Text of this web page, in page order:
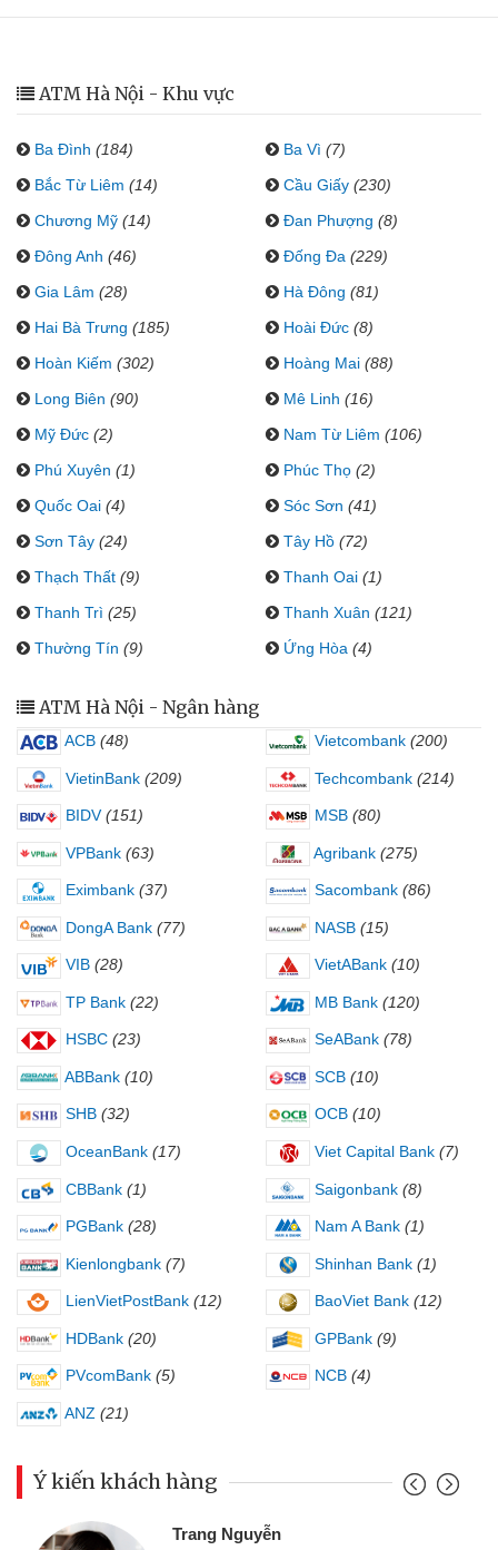
ATM Hà Nội - Khu vực
Ba Đình (184) Ba Vì (7)
Bắc Từ Liêm (14) Cầu Giấy (230)
Chương Mỹ (14) Đan Phượng (8)
Đông Anh (46) Đống Đa (229)
Gia Lâm (28) Hà Đông (81)
Hai Bà Trưng (185) Hoài Đức (8)
Hoàn Kiếm (302) Hoàng Mai (88)
Long Biên (90) Mê Linh (16)
Mỹ Đức (2) Nam Từ Liêm (106)
Phú Xuyên (1) Phúc Thọ (2)
Quốc Oai (4) Sóc Sơn (41)
Sơn Tây (24) Tây Hồ (72)
Thạch Thất (9) Thanh Oai (1)
Thanh Trì (25) Thanh Xuân (121)
Thường Tín (9) Ứng Hòa (4)
ATM Hà Nội - Ngân hàng
ACB (48) Vietcombank (200)
VietinBank (209) Techcombank (214)
BIDV (151) MSB (80)
VPBank (63) Agribank (275)
Eximbank (37) Sacombank (86)
DongA Bank (77) NASB (15)
VIB (28) VietABank (10)
TP Bank (22) MB Bank (120)
HSBC (23) SeABank (78)
ABBank (10) SCB (10)
SHB (32) OCB (10)
OceanBank (17) Viet Capital Bank (7)
CBBank (1) Saigonbank (8)
PGBank (28) Nam A Bank (1)
Kienlongbank (7) Shinhan Bank (1)
LienVietPostBank (12) BaoViet Bank (12)
HDBank (20) GPBank (9)
PVcomBank (5) NCB (4)
ANZ (21)
Ý kiến khách hàng